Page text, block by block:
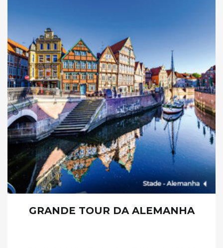
GRANDE TOUR DA ALEMANHA